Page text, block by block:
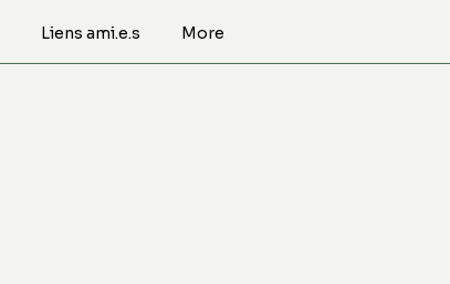
Liens ami.e.s More